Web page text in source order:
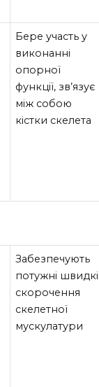
Бере участь у
виконанні
опорної
функції, зв’язує
між собою
кістки скелета
Забезпечують
потужні швидкі
скорочення
скелетної
мускулатури